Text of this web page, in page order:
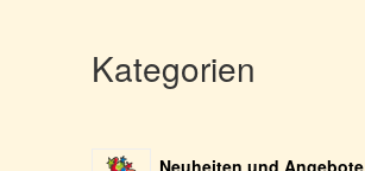
Kategorien